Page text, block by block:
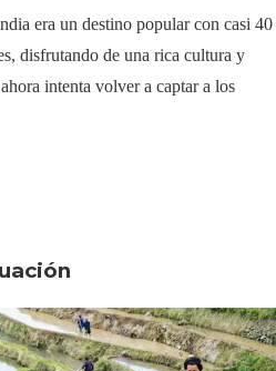
era un destino popular con casi 40
disfrutando de una rica cultura y
intenta volver a captar a los